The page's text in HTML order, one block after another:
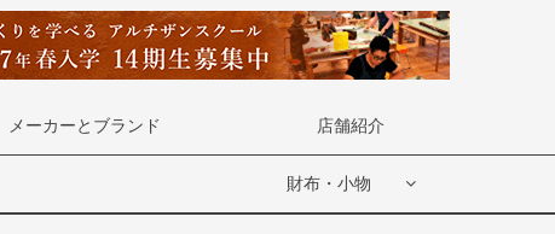
メーカーとブランド 店舗紹介
財布・小物